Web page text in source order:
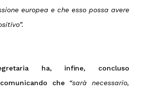
europea e che esso possa avere
ha, infine, concluso
che “sarà necessario,